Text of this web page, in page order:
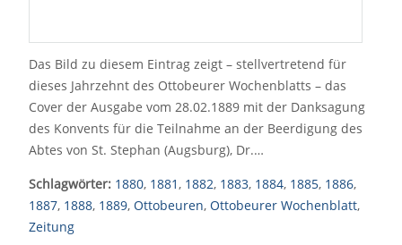
Das Bild zu diesem Eintrag zeigt – stellvertretend für
dieses Jahrzehnt des Ottobeurer Wochenblatts – das
Cover der Ausgabe vom 28.02.1889 mit der Danksagung
des Konvents für die Teilnahme an der Beerdigung des
Abtes von St. Stephan (Augsburg), Dr.…
Schlagwörter: 1880, 1881, 1882, 1883, 1884, 1885, 1886,
1887, 1888, 1889, Ottobeuren, Ottobeurer Wochenblatt,
Zeitung